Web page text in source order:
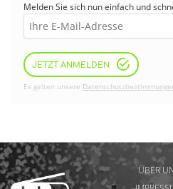
Melden Sie sich nun einfach und
JETZT ANMELDEN
Es gelten unsere
ÜBER